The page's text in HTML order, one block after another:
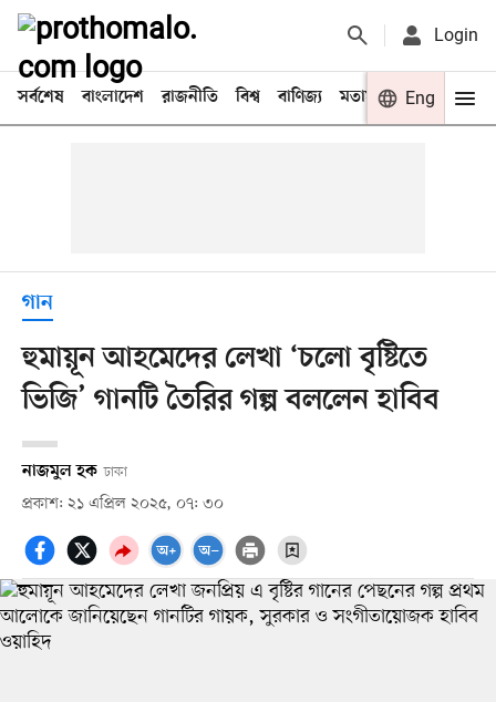
Login
সর্বশেষ বাংলাদেশ রাজনীতি বিশ্ব বাণিজ্য মতামত খেলা
Eng
গান
হুমায়ূন আহমেদের লেখা ‘চলো বৃষ্টিতে
ভিজি’ গানটি তৈরির গল্প বললেন হাবিব
নাজমুল হক ঢাকা
প্রকাশ: ২১ এপ্রিল ২০২৫, ০৭: ৩০